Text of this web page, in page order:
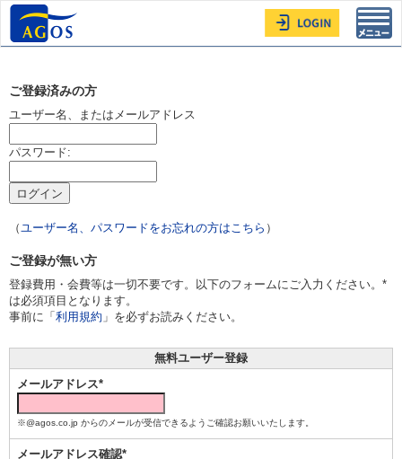
ご登録済みの方
ユーザー名、またはメールアドレス
パスワード:
（ユーザー名、パスワードをお忘れの方はこちら ）
ご登録が無い方
登録費用・会費等は一切不要です。以下のフォームにご入力ください。*
は必須項目となります。
事前に「 利用規約 」を必ずお読みください。
無料ユーザー登録
メールアドレス*
※@agos.co.jp からのメールが受信できるようご確認お願いいたします。
メールアドレス確認*